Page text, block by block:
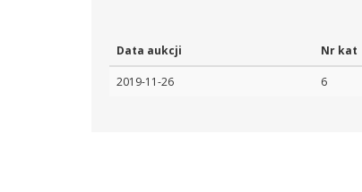
Data aukcji Nr kat
2019-11-26 6